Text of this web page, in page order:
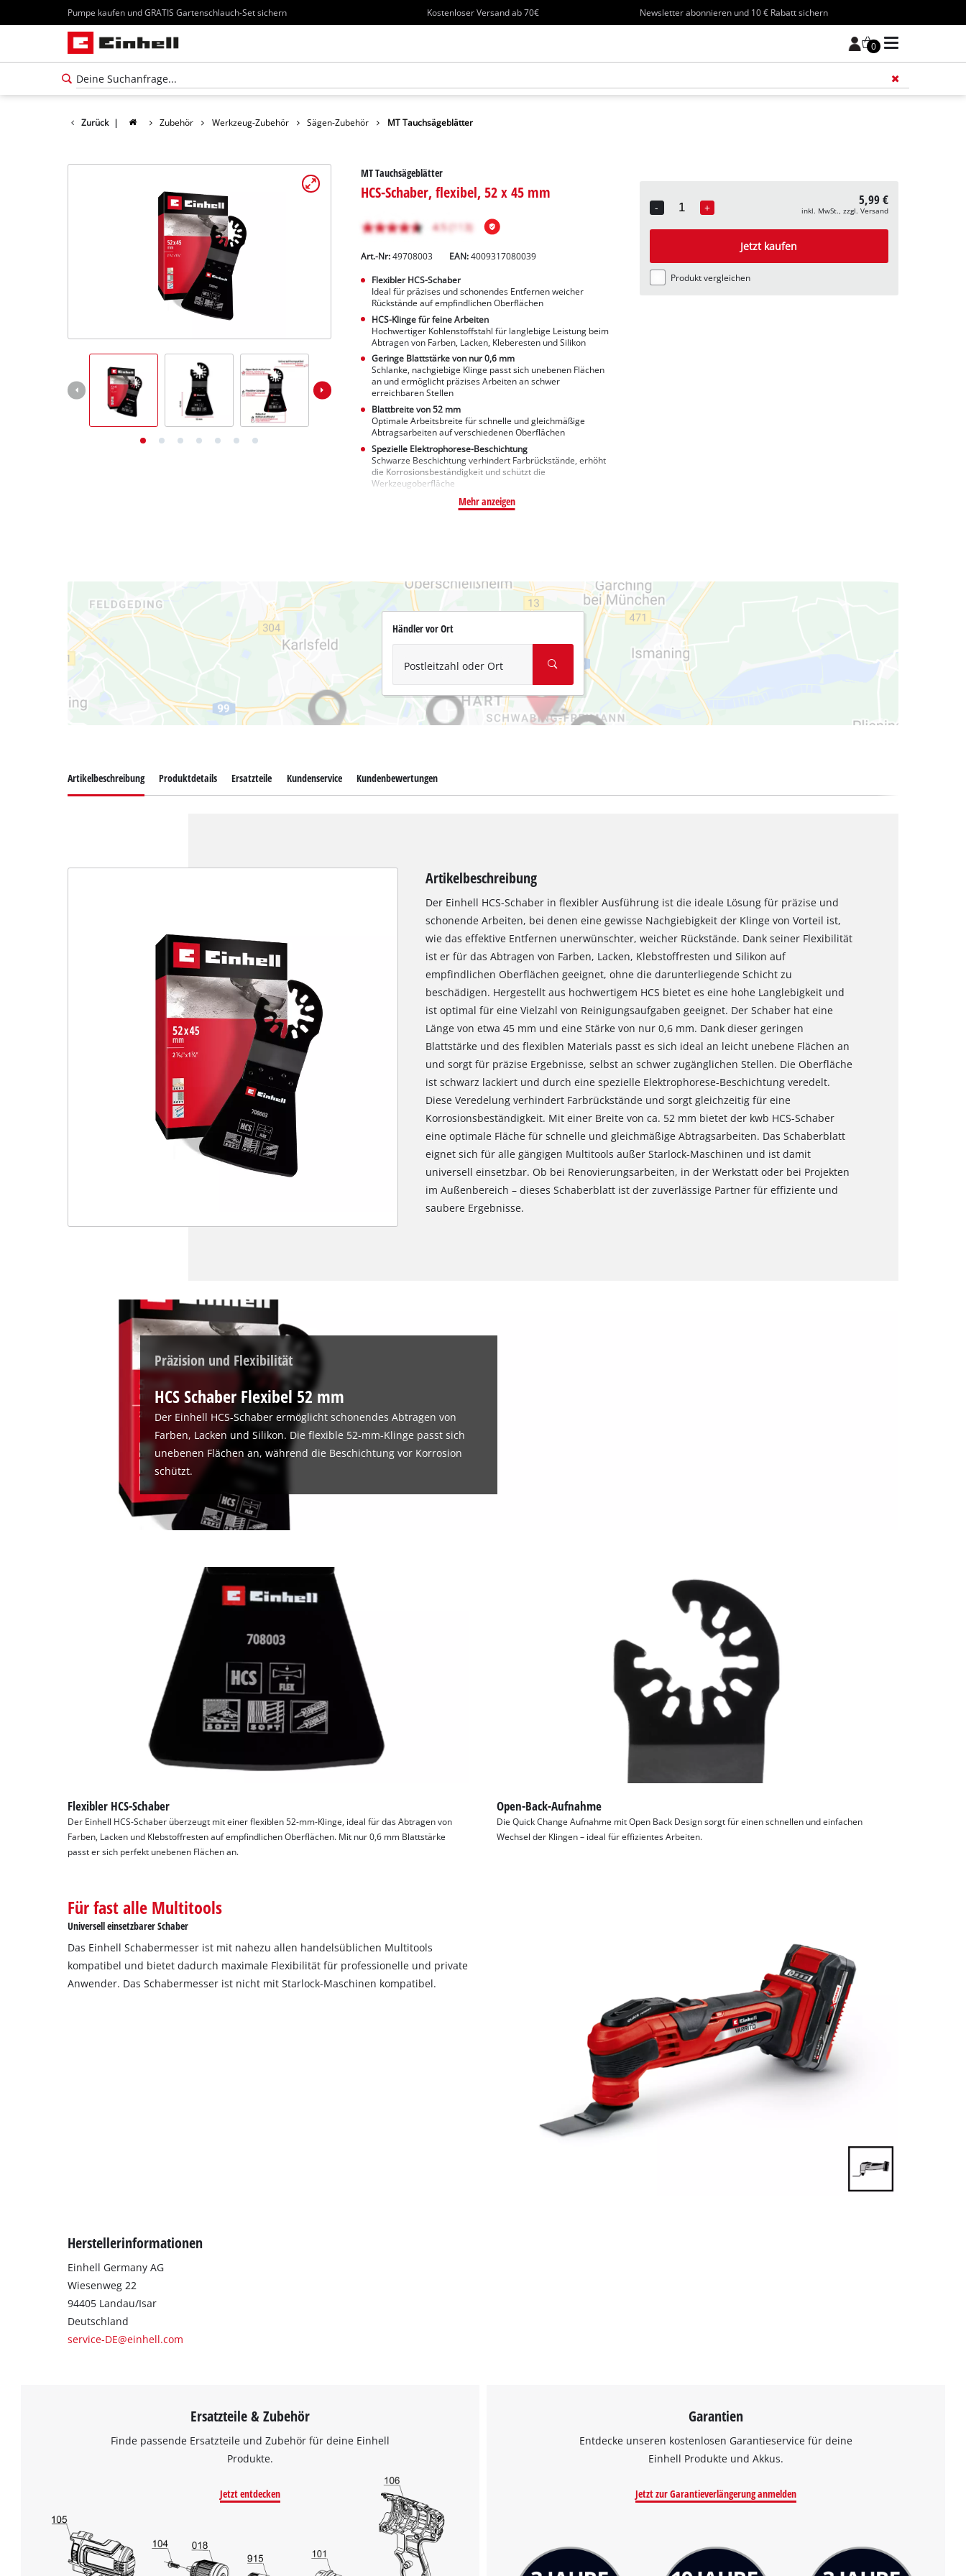
Pumpe kaufen und GRATIS Gartenschlauch-Set sichern Kostenloser Versand ab 70€ Newsletter abonnieren und 10 € Rabatt sichern
0
Zurück | Zubehör Werkzeug-Zubehör Sägen-Zubehör MT Tauchsägeblätter
MT Tauchsägeblätter
HCS-Schaber, flexibel, 52 x 45 mm
Art.-Nr:49708003 EAN:4009317080039
Flexibler HCS-Schaber
Ideal für präzises und schonendes Entfernen weicher
Rückstände auf empfindlichen Oberflächen
HCS-Klinge für feine Arbeiten
Hochwertiger Kohlenstoffstahl für langlebige Leistung beim
Abtragen von Farben, Lacken, Kleberesten und Silikon
Geringe Blattstärke von nur 0,6 mm
Schlanke, nachgiebige Klinge passt sich unebenen Flächen
an und ermöglicht präzises Arbeiten an schwer
erreichbaren Stellen
Blattbreite von 52 mm
Optimale Arbeitsbreite für schnelle und gleichmäßige
Abtragsarbeiten auf verschiedenen Oberflächen
Spezielle Elektrophorese-Beschichtung
Schwarze Beschichtung verhindert Farbrückstände, erhöht
die Korrosionsbeständigkeit und schützt die
Werkzeugoberfläche
Mehr anzeigen
-
Quantity
+ 5,99 €
inkl. MwSt., zzgl. Versand
Jetzt kaufen
Produkt vergleichen
Händler vor Ort
Postleitzahl oder Ort
Artikelbeschreibung Produktdetails Ersatzteile Kundenservice Kundenbewertungen
Artikelbeschreibung
Der Einhell HCS-Schaber in flexibler Ausführung ist die ideale Lösung für präzise und
schonende Arbeiten, bei denen eine gewisse Nachgiebigkeit der Klinge von Vorteil ist,
wie das effektive Entfernen unerwünschter, weicher Rückstände. Dank seiner Flexibilität
ist er für das Abtragen von Farben, Lacken, Klebstoffresten und Silikon auf
empfindlichen Oberflächen geeignet, ohne die darunterliegende Schicht zu
beschädigen. Hergestellt aus hochwertigem HCS bietet es eine hohe Langlebigkeit und
ist optimal für eine Vielzahl von Reinigungsaufgaben geeignet. Der Schaber hat eine
Länge von etwa 45 mm und eine Stärke von nur 0,6 mm. Dank dieser geringen
Blattstärke und des flexiblen Materials passt es sich ideal an leicht unebene Flächen an
und sorgt für präzise Ergebnisse, selbst an schwer zugänglichen Stellen. Die Oberfläche
ist schwarz lackiert und durch eine spezielle Elektrophorese-Beschichtung veredelt.
Diese Veredelung verhindert Farbrückstände und sorgt gleichzeitig für eine
Korrosionsbeständigkeit. Mit einer Breite von ca. 52 mm bietet der kwb HCS-Schaber
eine optimale Fläche für schnelle und gleichmäßige Abtragsarbeiten. Das Schaberblatt
eignet sich für alle gängigen Multitools außer Starlock-Maschinen und ist damit
universell einsetzbar. Ob bei Renovierungsarbeiten, in der Werkstatt oder bei Projekten
im Außenbereich – dieses Schaberblatt ist der zuverlässige Partner für effiziente und
saubere Ergebnisse.
Präzision und Flexibilität
HCS Schaber Flexibel 52 mm
Der Einhell HCS-Schaber ermöglicht schonendes Abtragen von
Farben, Lacken und Silikon. Die flexible 52-mm-Klinge passt sich
unebenen Flächen an, während die Beschichtung vor Korrosion
schützt.
Flexibler HCS-Schaber
Der Einhell HCS-Schaber überzeugt mit einer flexiblen 52-mm-Klinge, ideal für das Abtragen von
Farben, Lacken und Klebstoffresten auf empfindlichen Oberflächen. Mit nur 0,6 mm Blattstärke
passt er sich perfekt unebenen Flächen an.
Open-Back-Aufnahme
Die Quick Change Aufnahme mit Open Back Design sorgt für einen schnellen und einfachen
Wechsel der Klingen – ideal für effizientes Arbeiten.
Für fast alle Multitools
Universell einsetzbarer Schaber
Das Einhell Schabermesser ist mit nahezu allen handelsüblichen Multitools
kompatibel und bietet dadurch maximale Flexibilität für professionelle und private
Anwender. Das Schabermesser ist nicht mit Starlock-Maschinen kompatibel.
Herstellerinformationen
Einhell Germany AG
Wiesenweg 22
94405 Landau/Isar
Deutschland
service-DE@einhell.com
Ersatzteile & Zubehör
Finde passende Ersatzteile und Zubehör für deine Einhell
Produkte.
Jetzt entdecken
Garantien
Entdecke unseren kostenlosen Garantieservice für deine
Einhell Produkte und Akkus.
Jetzt zur Garantieverlängerung anmelden